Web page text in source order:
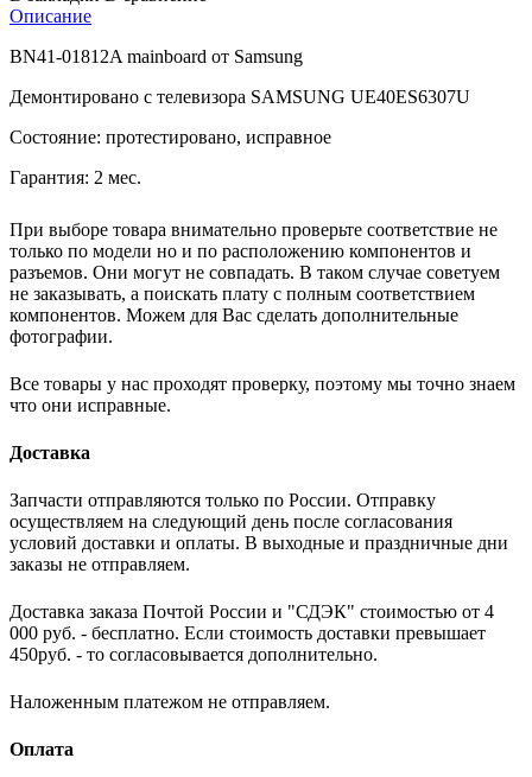
Описание
BN41-01812A mainboard от Samsung
Демонтировано с телевизора SAMSUNG UE40ES6307U
Состояние: протестировано, исправное
Гарантия: 2 мес.
При выборе товара внимательно проверьте соответствие не
только по модели но и по расположению компонентов и
разъемов. Они могут не совпадать. В таком случае советуем
не заказывать, а поискать плату с полным соответствием
компонентов. Можем для Вас сделать дополнительные
фотографии.
Все товары у нас проходят проверку, поэтому мы точно знаем
что они исправные.
Доставка
Запчасти отправляются только по России. Отправку
осуществляем на следующий день после согласования
условий доставки и оплаты. В выходные и праздничные дни
заказы не отправляем.
Доставка заказа Почтой России и "СДЭК" стоимостью от 4
000 руб. - бесплатно. Если стоимость доставки превышает
450руб. - то согласовывается дополнительно.
Наложенным платежом не отправляем.
Оплата